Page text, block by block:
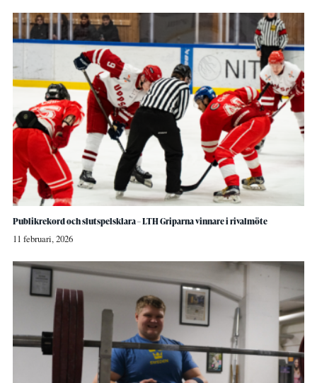
Publikrekord och slutspelsklara – LTH Griparna vinnare i rivalmöte
11 februari, 2026